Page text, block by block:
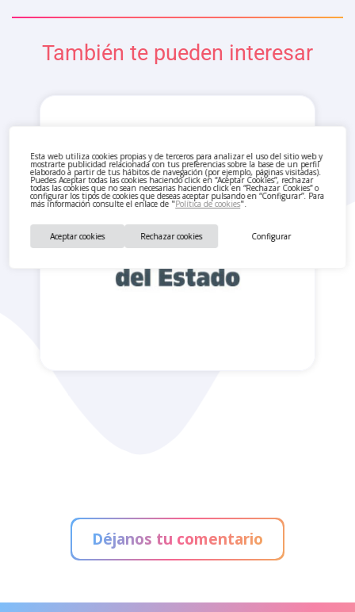
Esta web utiliza cookies propias y de terceros para analizar el uso del sitio web y
mostrarte publicidad relacionada con tus preferencias sobre la base de un perfil
elaborado a partir de tus hábitos de navegación (por ejemplo, páginas visitadas).
Puedes Aceptar todas las cookies haciendo click en “Aceptar Cookies”, rechazar
todas las cookies que no sean necesarias haciendo click en “Rechazar Cookies” o
configurar los tipos de cookies que deseas aceptar pulsando en “Configurar”. Para
más información consulte el enlace de "Política de cookies".
Configurar
Rechazar cookies
Aceptar cookies
También te pueden interesar
Déjanos tu comentario